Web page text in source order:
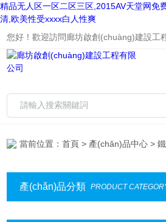
精品无人区一区二区三区,2015AV天堂网免
清,欧美性受xxxx白人性爽
您好！歡迎訪問廊坊啟創(chuàng)建設工程
當前位置：首頁 > 產(chǎn)品中心 >
產(chǎn)品分類 PRODUCT